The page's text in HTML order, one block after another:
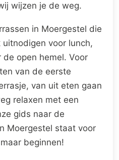
wijzen je de weg.
in Moergestel die
voor lunch,
open hemel. Voor
van de eerste
van uit eten gaan
relaxen met een
gids naar de
Moergestel staat voor
beginnen!